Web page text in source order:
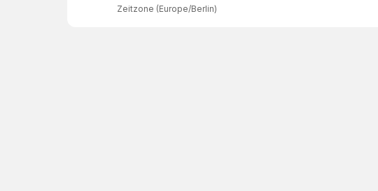
Zeitzone (Europe/Berlin)